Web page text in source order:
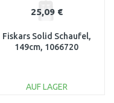
25,09 €
Fiskars Solid Schaufel,
149cm, 1066720
AUF LAGER